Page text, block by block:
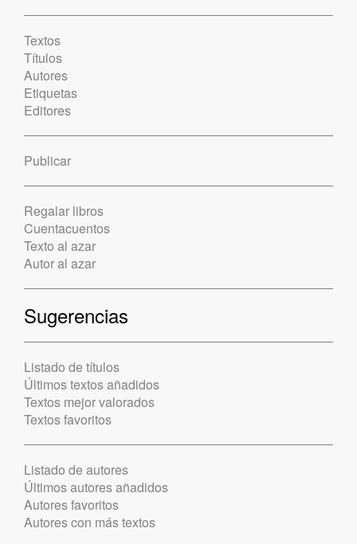
Textos
Títulos
Autores
Etiquetas
Editores
Publicar
Regalar libros
Cuentacuentos
Texto al azar
Autor al azar
Sugerencias
Listado de títulos
Últimos textos añadidos
Textos mejor valorados
Textos favoritos
Listado de autores
Últimos autores añadidos
Autores favoritos
Autores con más textos